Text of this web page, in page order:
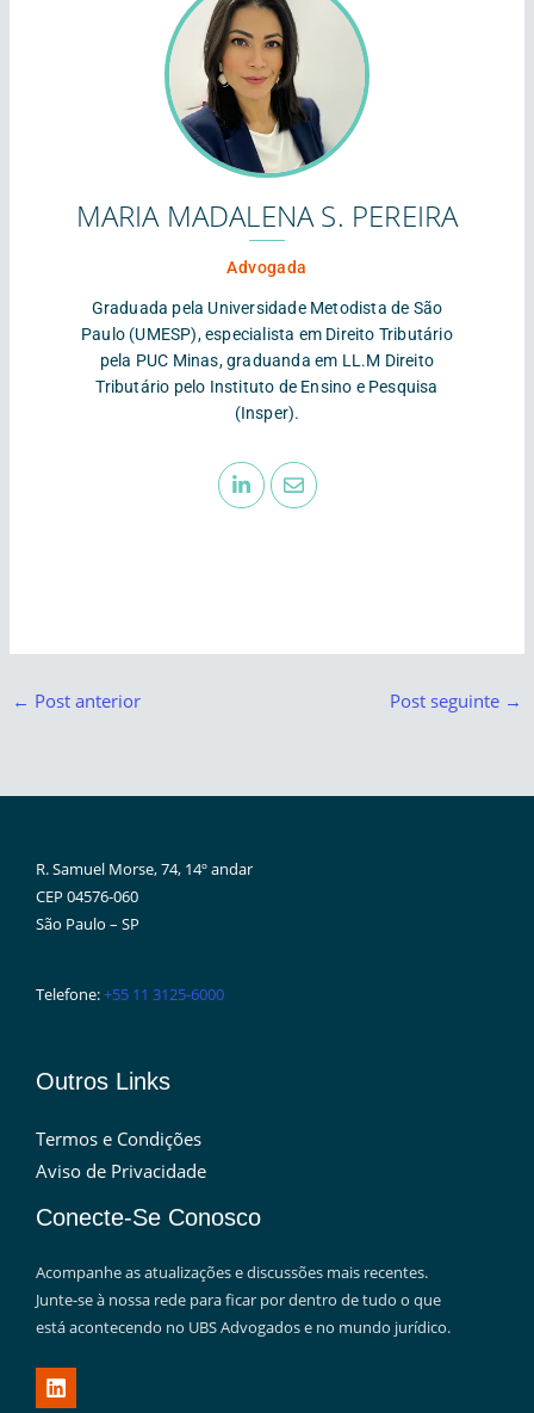
MARIA MADALENA S. PEREIRA
Advogada
Graduada pela Universidade Metodista de São
Paulo (UMESP), especialista em Direito Tributário
pela PUC Minas, graduanda em LL.M Direito
Tributário pelo Instituto de Ensino e Pesquisa
(Insper).
← Post anterior Post seguinte →
R. Samuel Morse, 74, 14º andar
CEP 04576-060
São Paulo – SP
Telefone:+55 11 3125-6000
Outros Links
Termos e Condições
Aviso de Privacidade
Conecte-Se Conosco
Acompanhe as atualizações e discussões mais recentes.
Junte-se à nossa rede para ficar por dentro de tudo o que
está acontecendo no UBS Advogados e no mundo jurídico.